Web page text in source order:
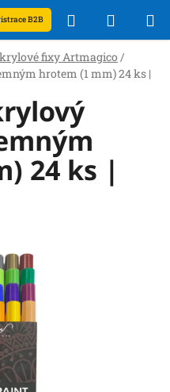
B2B Hledat
KOŠÍK
fixy Artmagico /
hrotem (1 mm) 24 ks |
24 ks |